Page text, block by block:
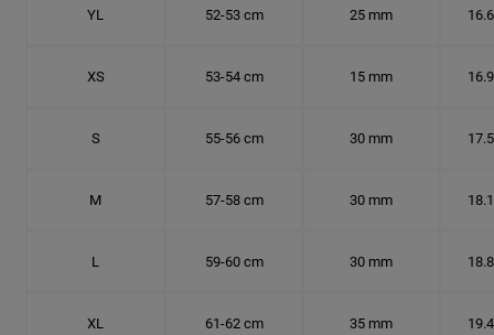
YL 52-53 cm 25 mm
XS 53-54 cm 15 mm
S 55-56 cm 30 mm
M 57-58 cm 30 mm
L 59-60 cm 30 mm
XL 61-62 cm 35 mm